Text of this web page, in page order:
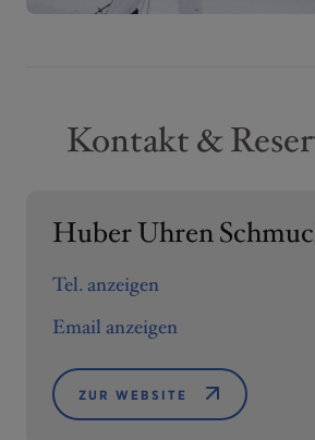
Kontakt &
Huber Uhren
Tel. anzeigen
Email anzeigen
ZUR WEBSITE